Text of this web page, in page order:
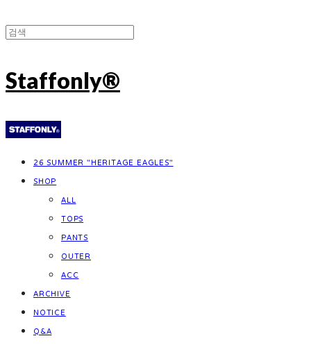
Staffonly®
26 SUMMER "HERITAGE EAGLES"
SHOP
ALL
TOPS
PANTS
OUTER
ACC
ARCHIVE
NOTICE
Q&A